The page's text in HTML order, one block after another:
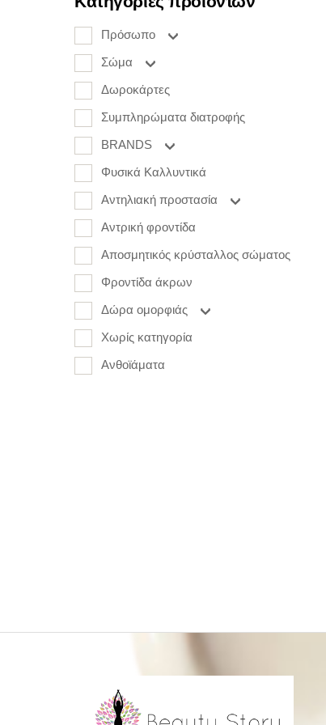
Πρόσωπο
Σώμα
Δωροκάρτες
Συμπληρώματα διατροφής
BRANDS
Φυσικά Καλλυντικά
Αντηλιακή προστασία
Αντρική φροντίδα
Αποσμητικός κρύσταλλος σώματος
Φροντίδα άκρων
Δώρα ομορφιάς
Χωρίς κατηγορία
Ανθοϊάματα